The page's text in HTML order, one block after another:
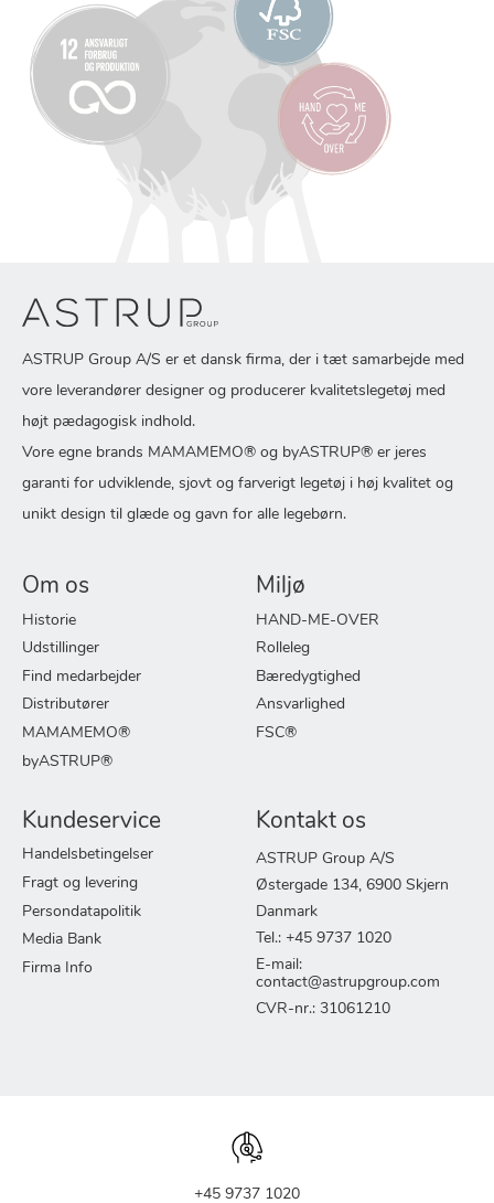
ASTRUP Group A/S er et dansk firma, der i tæt samarbejde med
vore leverandører designer og producerer kvalitetslegetøj med
højt pædagogisk indhold.
Vore egne brands MAMAMEMO® og byASTRUP® er jeres
garanti for udviklende, sjovt og farverigt legetøj i høj kvalitet og
unikt design til glæde og gavn for alle legebørn.
Om os
Historie
Udstillinger
Find medarbejder
Distributører
MAMAMEMO®
byASTRUP®
Miljø
HAND-ME-OVER
Rolleleg
Bæredygtighed
Ansvarlighed
FSC®
Kundeservice
Handelsbetingelser
Fragt og levering
Persondatapolitik
Media Bank
Firma Info
Kontakt os
ASTRUP Group A/S
Østergade 134, 6900 Skjern
Danmark
Tel.: +45 9737 1020
E-mail:
contact@astrupgroup.com
CVR-nr.: 31061210
+45 9737 1020